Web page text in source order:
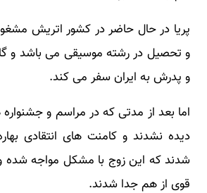
پریا در حال حاضر در کشور اتریش
و تحصیل در رشته موسیقی می باشد و
و پدرش به ایران سفر می کند.
اما بعد از مدتی که در مراسم و
دیده نشدند و کامنت های انتقادی
شدند که این زوج با مشکل مواجه شده
قوی از هم جدا شدند.